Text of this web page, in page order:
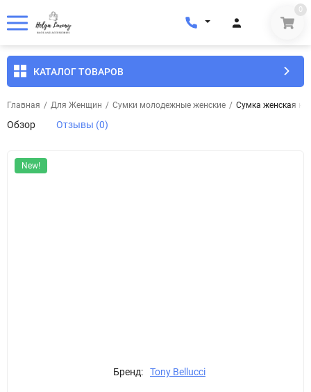
0
КАТАЛОГ ТОВАРОВ
Главная / Для Женщин / Сумки молодежные женские / Сумка женская
Обзор Отзывы (0)
New!
Бренд: Tony Bellucci